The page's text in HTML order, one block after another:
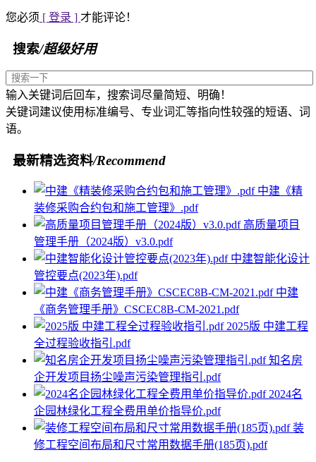
您必须 [ 登录 ] 才能评论！
搜索/超级好用
输入关键词后回车，搜索词尽量简短、明确！
关键词建议使用标准编号、专业词汇等指向性较强的短语、词
语。
最新精选资料/Recommend
中建《精
装修采购合约包和施工管理》.pdf
高质量项目
管理手册（2024版）v3.0.pdf
中建智能化设计
管控要点(2023年).pdf
中建
《商务管理手册》CSCEC8B-CM-2021.pdf
2025版 中建工程
全过程验收指引.pdf
知名房
企开发项目扬尘噪声污染管理指引.pdf
2024名
企园林绿化工程全费用单价指导价.pdf
装
修工程空间布局和尺寸常用数据手册(185页).pdf